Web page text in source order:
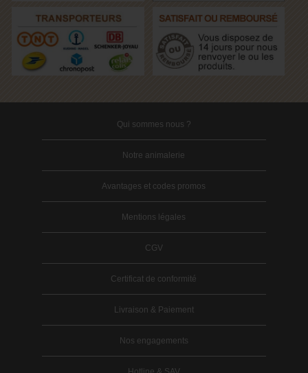
Qui sommes nous ?
Notre animalerie
Avantages et codes promos
Mentions légales
CGV
Certificat de conformité
Livraison & Paiement
Nos engagements